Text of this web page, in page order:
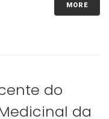
MORE
do
da